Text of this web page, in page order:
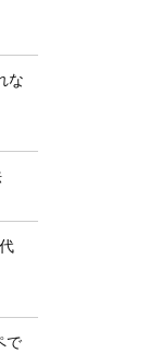
な
で